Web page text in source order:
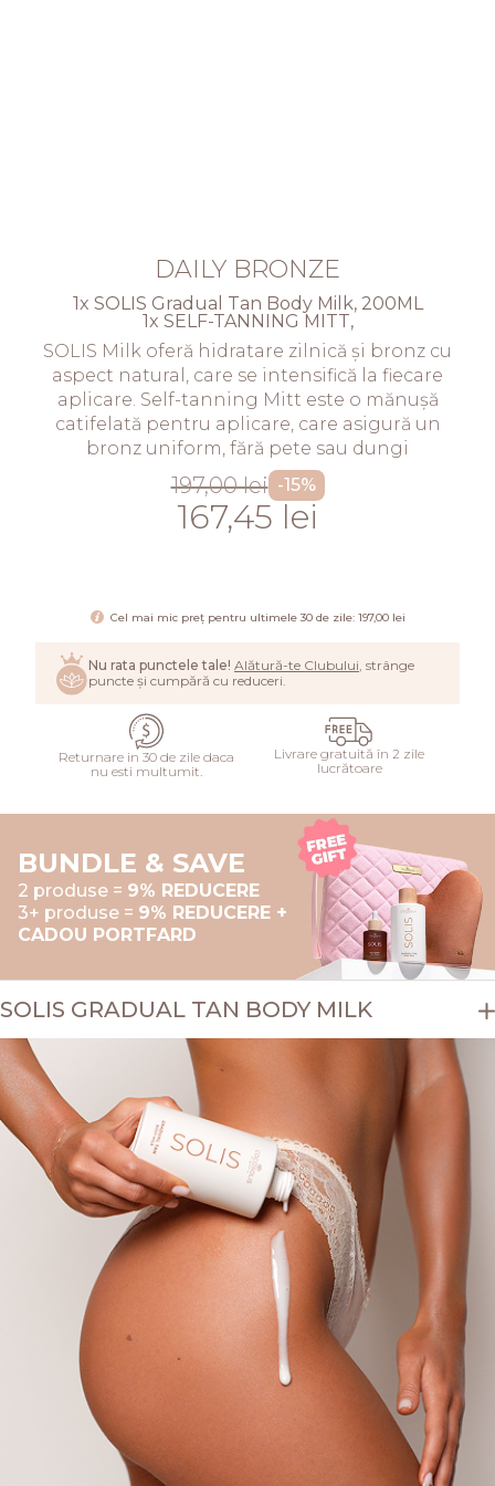
DAILY BRONZE
1x SOLIS Gradual Tan Body Milk, 200ML
1x SELF-TANNING MITT,
SOLIS Milk oferă hidratare zilnică și bronz cu
aspect natural, care se intensifică la fiecare
aplicare. Self-tanning Mitt este o mănușă
catifelată pentru aplicare, care asigură un
bronz uniform, fără pete sau dungi
197,00 lei -15%
167,45 lei
Cel mai mic preț pentru ultimele 30 de zile: 197,00 lei
Nu rata punctele tale! Alătură-te Clubului, strânge
puncte și cumpără cu reduceri.
Returnare in 30 de zile daca
nu esti multumit.
Livrare gratuită în 2 zile
lucrătoare
BUNDLE & SAVE
2 produse = 9% REDUCERE
3+ produse = 9% REDUCERE +
CADOU PORTFARD
SOLIS GRADUAL TAN BODY MILK